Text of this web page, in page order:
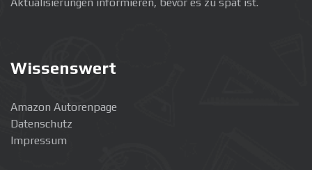
Wissenswert
Amazon Autorenpage
Datenschutz
Impressum